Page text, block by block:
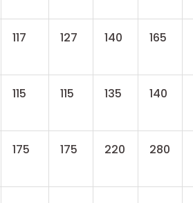
117 127 140 165
115 115 135 140
175 175 220 280